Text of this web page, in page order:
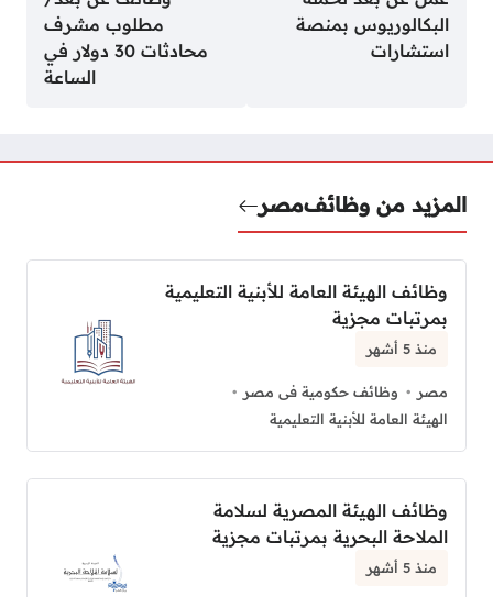
البكالوريوس بمنصة
استشارات
مطلوب مشرف
محادثات 30 دولار في
الساعة
المزيد من وظائفمصر
وظائف الهيئة العامة للأبنية التعليمية
بمرتبات مجزية
منذ 5 أشهر
مصر
وظائف حكومية فى مصر
الهيئة العامة للأبنية التعليمية
وظائف الهيئة المصرية لسلامة
الملاحة البحرية بمرتبات مجزية
منذ 5 أشهر